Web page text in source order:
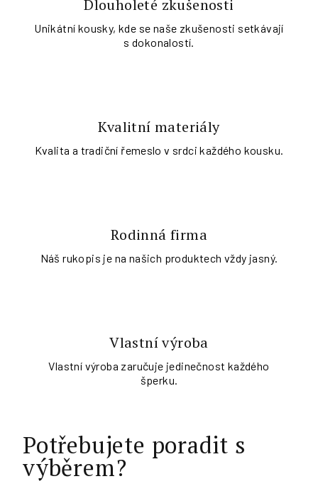
Dlouholeté zkušenosti
Unikátní kousky, kde se naše zkušenosti setkávají
s dokonalostí.
Kvalitní materiály
Kvalita a tradiční řemeslo v srdci každého kousku.
Rodinná firma
Náš rukopis je na našich produktech vždy jasný.
Vlastní výroba
Vlastní výroba zaručuje jedinečnost každého
šperku.
Potřebujete poradit s
výběrem?